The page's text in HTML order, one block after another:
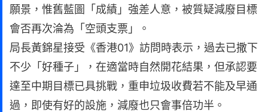
願景，惟舊藍圖「成績」強差人意，被質疑減廢目標
會否再次淪為「空頭支票」。
局長黃錦星接受《香港01》訪問時表示，過去已撒下
不少「好種子」，在適當時自然開花結果，但承認要
達至中期目標已具挑戰，重申垃圾收費若不能及早通
過，即使有好的設施，減廢也只會事倍功半。